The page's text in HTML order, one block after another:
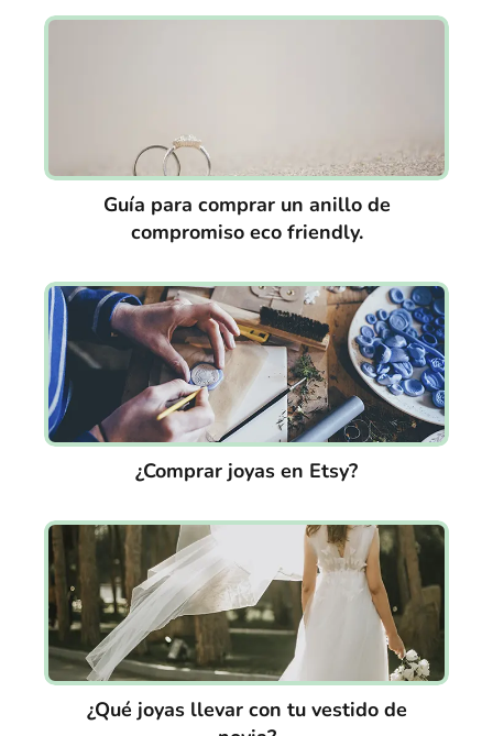
Guía para comprar un anillo de
compromiso eco friendly.
¿Comprar joyas en Etsy?
¿Qué joyas llevar con tu vestido de